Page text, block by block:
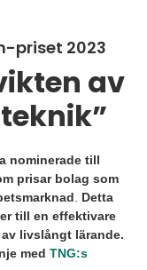
priset 2023
av
nominerade till
prisar bolag som
. Detta
till en effektivare
livslångt lärande.
med TNG:s